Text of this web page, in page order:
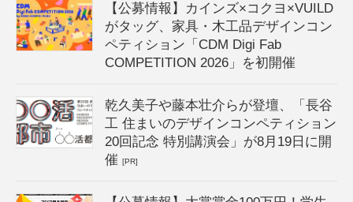
【公募情報】カインズ×コクヨ×VUILD
がタッグ、家具・木工品デザインコン
ペティション「CDM Digi Fab
COMPETITION 2026」を初開催
乾久美子や藤本壮介らが登壇、「長谷
工 住まいのデザインコンペティション
20回記念 特別講演会」が8月19日に開
催[PR]